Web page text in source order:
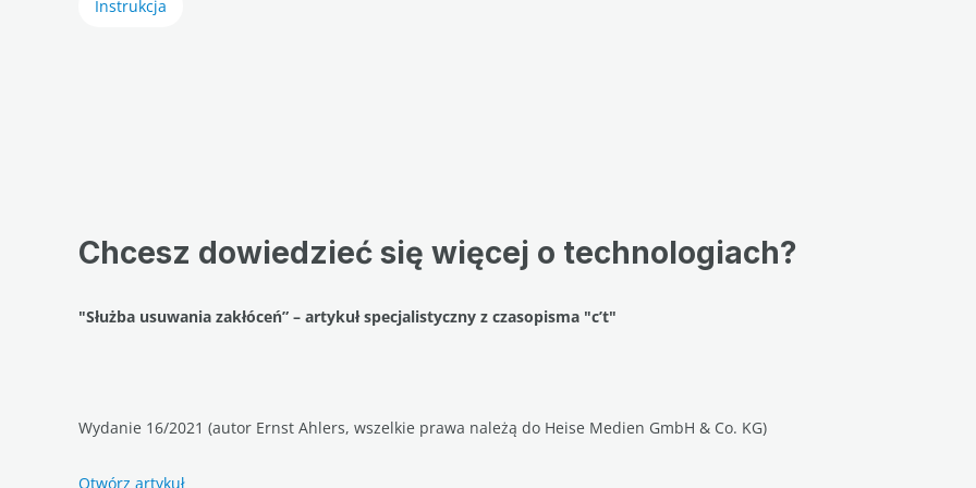
Instrukcja
Chcesz dowiedzieć się więcej o technologiach?
"Służba usuwania zakłóceń” – artykuł specjalistyczny z czasopisma "c’t"
Wydanie 16/2021 (autor Ernst Ahlers, wszelkie prawa należą do Heise Medien GmbH & Co. KG)
Otwórz artykuł